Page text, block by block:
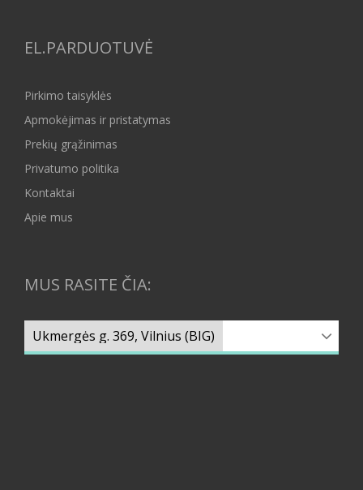
EL.PARDUOTUVĖ
Pirkimo taisyklės
Apmokėjimas ir pristatymas
Prekių grąžinimas
Privatumo politika
Kontaktai
Apie mus
MUS RASITE ČIA: